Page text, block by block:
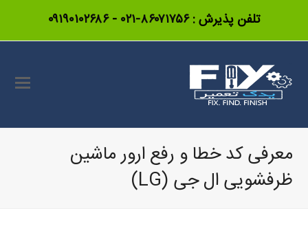
تلفن پذیرش :۸۶۰۷۱۷۵۶-۰۲۱ -۰۹۱۹۰۱۰۲۶۸۶
معرفی کد خطا و رفع ارور ماشین
ظرفشویی ال جی (LG)